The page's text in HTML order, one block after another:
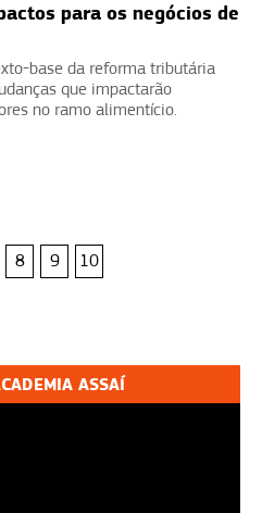
para os negócios de
base da reforma tributária
que impactarão
no ramo alimentício.
8 9
10
ASSAÍ